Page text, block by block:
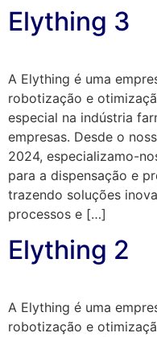
Elything 3
A Elything é uma
robotização e
especial na indústria
empresas. Desde o
2024, especializamo-
para a dispensação e
trazendo soluções
processos e […]
Elything 2
A Elything é uma
robotização e